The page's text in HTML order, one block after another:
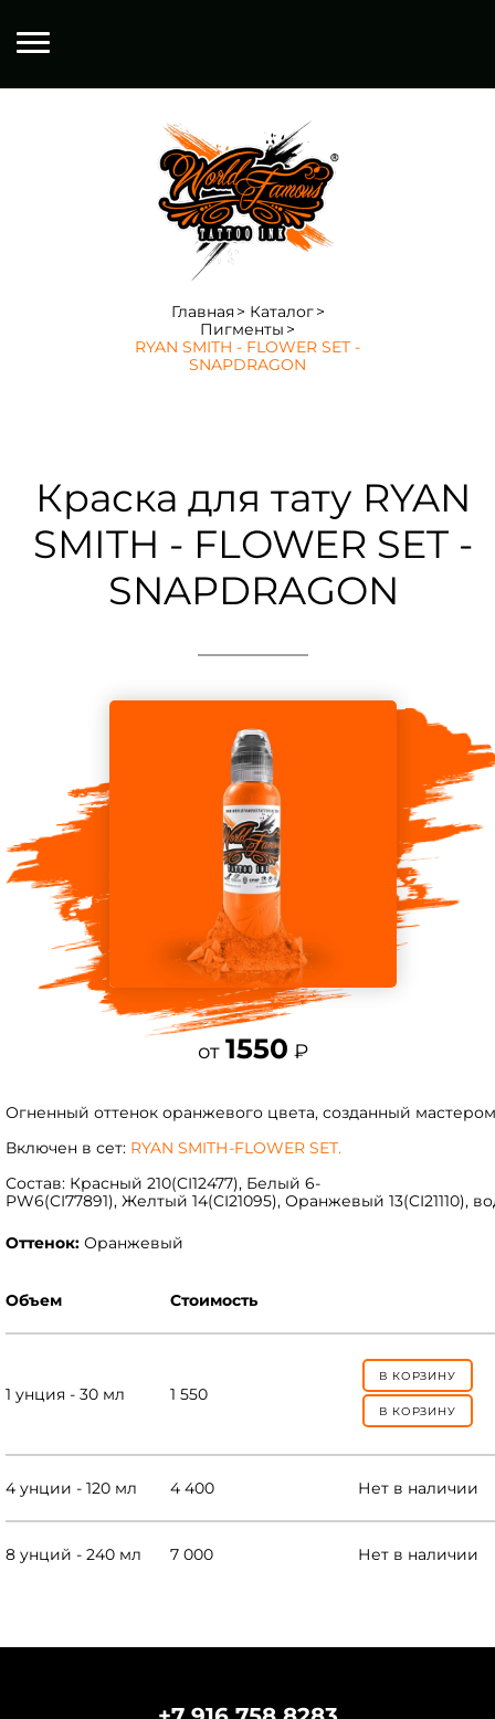
Главная
Каталог
Пигменты
RYAN SMITH - FLOWER SET -
SNAPDRAGON
Краска для тату RYAN
SMITH - FLOWER SET -
SNAPDRAGON
от 1550 ₽
Огненный оттенок оранжевого цвета, созданный
Включен в сет: RYAN SMITН-FLOWER SЕТ.
Состав: Красный 210(CI12477), Белый 6-
PW6(CI77891), Желтый 14(CI21095), Оранжевый
Оттенок: Оранжевый
Объем Стоимость
1 унция - 30 мл 1 550
В КОРЗИНУ
В КОРЗИНУ
4 унции - 120 мл 4 400 Нет в наличии
8 унций - 240 мл 7 000 Нет в наличии